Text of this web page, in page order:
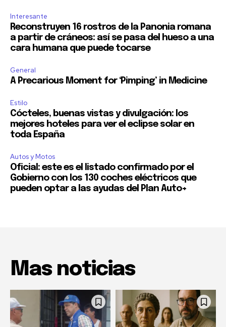
Interesante
Reconstruyen 16 rostros de la Panonia romana
a partir de cráneos: así se pasa del hueso a una
cara humana que puede tocarse
General
A Precarious Moment for ‘Pimping’ in Medicine
Estilo
Cócteles, buenas vistas y divulgación: los
mejores hoteles para ver el eclipse solar en
toda España
Autos y Motos
Oficial: este es el listado confirmado por el
Gobierno con los 130 coches eléctricos que
pueden optar a las ayudas del Plan Auto+
Mas noticias